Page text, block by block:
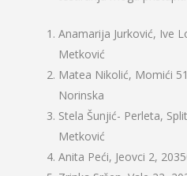
Anamarija Jurković, Ive
Metković
Matea Nikolić, Momići
Norinska
Stela Šunjić- Perleta,
Metković
Anita Peći, Jeovci 2,